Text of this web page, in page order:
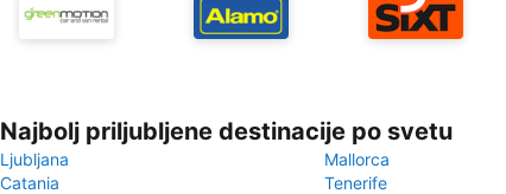
Najbolj priljubljene destinacije po svetu
Ljubljana
Mallorca
Catania
Tenerife